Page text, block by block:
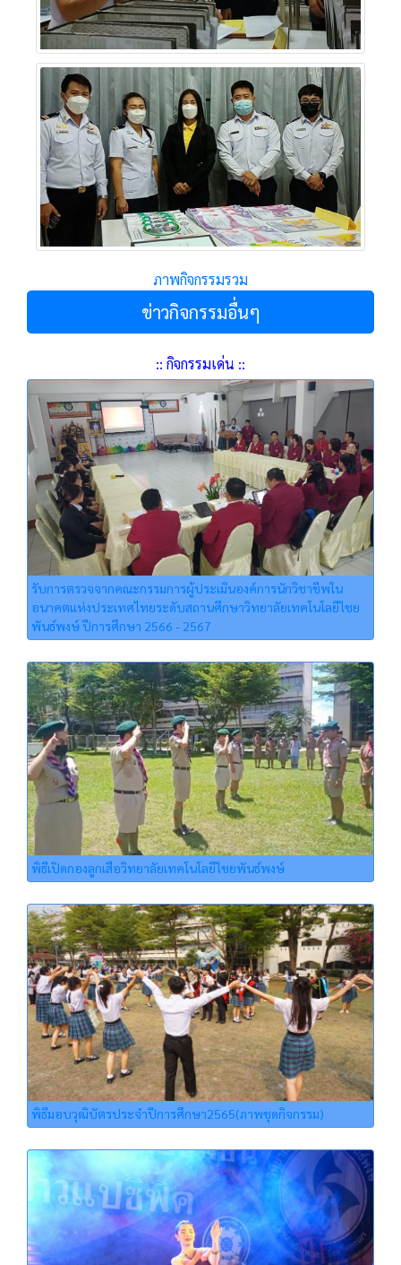
ภาพกิจกรรมรวม
ข่าวกิจกรรมอื่นๆ
:: กิจกรรมเด่น ::
รับการตรวจจากคณะกรรมการผู้ประเมินองค์การนักวิชาชีพใน
อนาคตแห่งประเทศไทยระดับสถานศึกษาวิทยาลัยเทคโนโลยีไชย
พันธ์พงษ์ ปีการศึกษา 2566 - 2567
พิธีเปิดกองลูกเสือวิทยาลัยเทคโนโลยีไชยพันธ์พงษ์
พิธีมอบวุฒิบัตรประจำปีการศึกษา2565(ภาพชุดกิจกรรม)